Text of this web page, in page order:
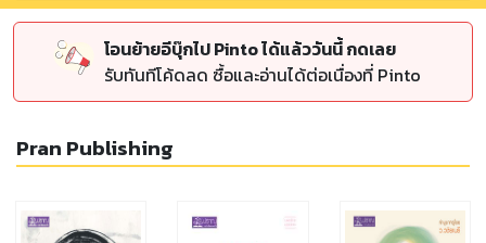
โอนย้ายอีบุ๊กไป Pinto ได้แล้ววันนี้ กดเลย
รับทันทีโค้ดลด ซื้อและอ่านได้ต่อเนื่องที่ Pinto
Pran Publishing